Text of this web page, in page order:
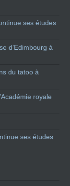
ses études
d’Edimbourg à
du tatoo à
royale
ses études